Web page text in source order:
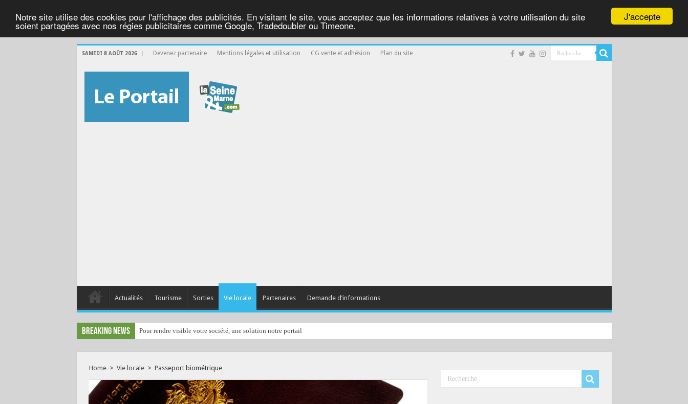
J'accepte
Notre site utilise des cookies pour l'affichage des publicités. En visitant le site, vous acceptez que les informations relatives à votre utilisation du site
soient partagées avec nos régies publicitaires comme Google, Tradedoubler ou Timeone.
SAMEDI 8 AOÛT 2026 Devenez partenaire Mentions légales et utilisation CG vente et adhésion Plan du site
Actualités Tourisme Sorties Vie locale Partenaires Demande d’informations
Breaking News Pour rendre visible votre société, une solution notre portail
Home > Vie locale > Passeport biométrique